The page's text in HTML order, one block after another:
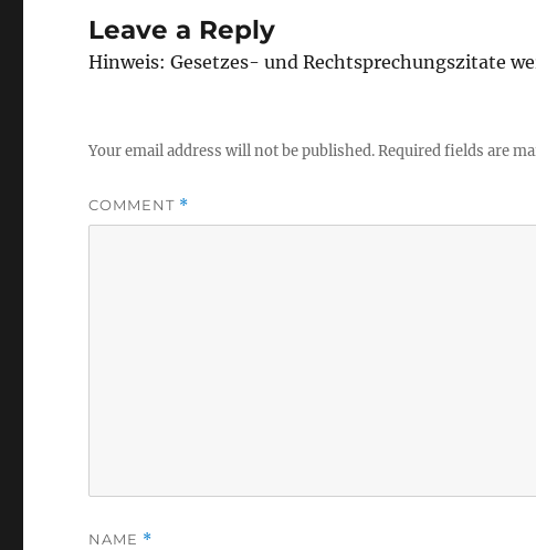
Leave a Reply
Hinweis: Gesetzes- und Rechtsprechungszitate
Your email address will not be published.Required fields are
COMMENT *
NAME *